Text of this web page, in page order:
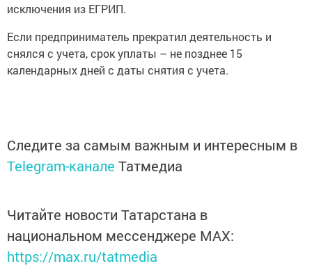
исключения из ЕГРИП.
Если предприниматель прекратил деятельность и
снялся с учета, срок уплаты – не позднее 15
календарных дней с даты снятия с учета.
Следите за самым важным и интересным в
Telegram-канале Татмедиа
Читайте новости Татарстана в
национальном мессенджере MАХ:
https://max.ru/tatmedia